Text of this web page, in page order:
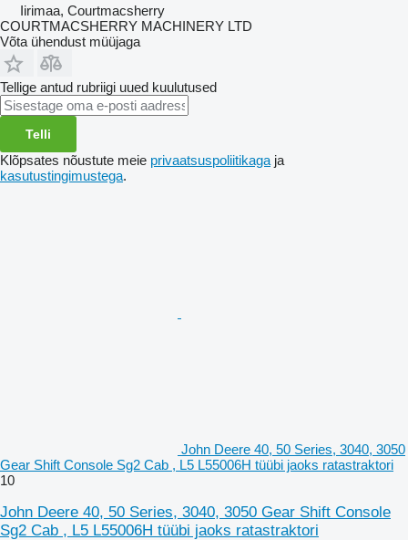
Iirimaa, Courtmacsherry
COURTMACSHERRY MACHINERY LTD
Võta ühendust müüjaga
Tellige antud rubriigi uued kuulutused
Telli
Klõpsates nõustute meie privaatsuspoliitikaga ja
kasutustingimustega.
John Deere 40, 50 Series, 3040, 3050
Gear Shift Console Sg2 Cab , L5 L55006H tüübi jaoks ratastraktori
10
John Deere 40, 50 Series, 3040, 3050 Gear Shift Console
Sg2 Cab , L5 L55006H tüübi jaoks ratastraktori